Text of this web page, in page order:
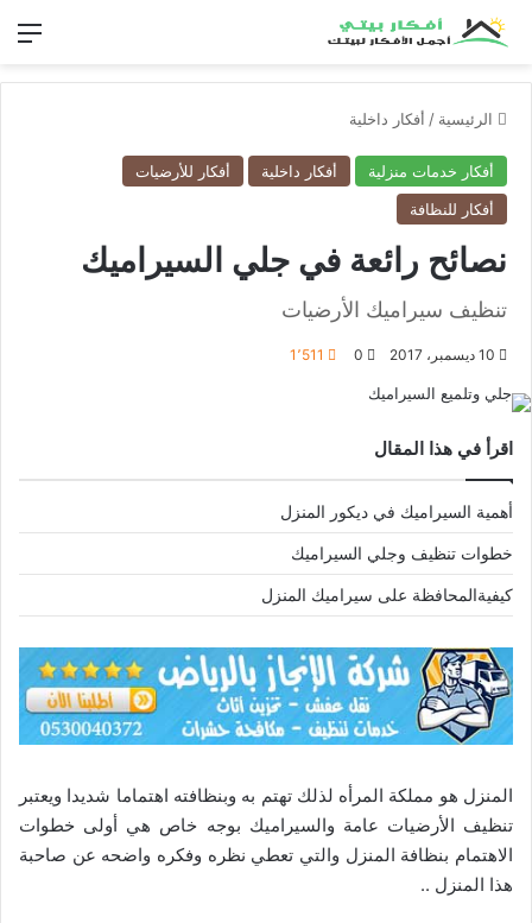
الرئيسية / أفكار داخلية
أفكار خدمات منزلية أفكار داخلية
أفكار للأرضيات
أفكار للنظافة
نصائح رائعة في جلي السيراميك
تنظيف سيراميك الأرضيات
10 ديسمبر، 2017 0 1٬511
اقرأ في هذا المقال
أهمية السيراميك في ديكور المنزل
خطوات تنظيف وجلي السيراميك
كيفيةالمحافظة على سيراميك المنزل
المنزل هو مملكة المرأه لذلك تهتم به وبنظافته اهتماما شديدا ويعتبر
تنظيف الأرضيات عامة والسيراميك بوجه خاص هي أولى خطوات
الاهتمام بنظافة المنزل والتي تعطي نظره وفكره واضحه عن صاحبة
هذا المنزل ..